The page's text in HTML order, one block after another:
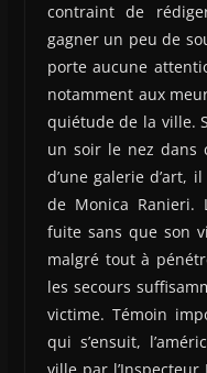
contraint de
gagner un peu de
porte aucune
notamment aux
quiétude de la ville.
un soir le nez dans
d’une galerie d’art,
de Monica Ranieri.
fuite sans que son
malgré tout à
les secours
victime. Témoin
qui s’ensuit,